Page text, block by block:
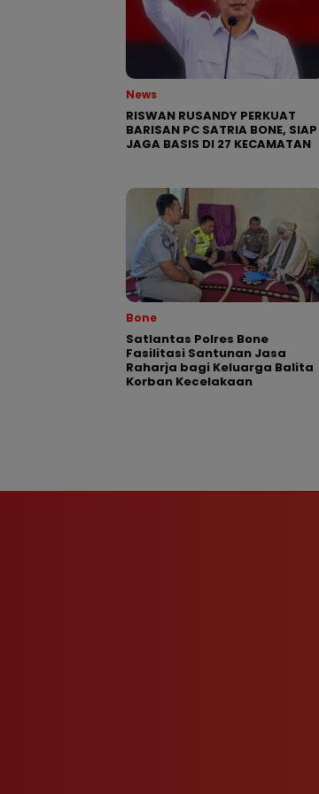
News
RISWAN RUSANDY PERKUAT
BARISAN PC SATRIA BONE, SIAP
JAGA BASIS DI 27 KECAMATAN
Bone
Satlantas Polres Bone
Fasilitasi Santunan Jasa
Raharja bagi Keluarga Balita
Korban Kecelakaan